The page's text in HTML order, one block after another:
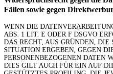
Fällen sowie gegen
WENN DIE
ABS. 1 LIT. E ODER F DSGVO
DAS RECHT, AUS GRÜNDEN, DIE
SITUATION ERGEBEN, GEGEN
PERSONENBEZOGENEN DATEN
DIES GILT AUCH FÜR EIN AUF